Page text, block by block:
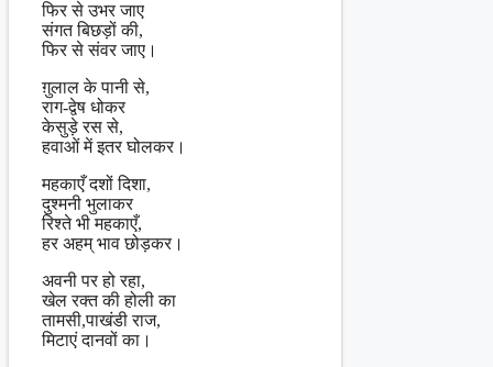
फिर से उभर जाए
संगत बिछड़ों की,
फिर से संवर जाए।
ग़ुलाल के पानी से,
राग-द्वेष धोकर
केसुड़े रस से,
हवाओं में इतर घोलकर।
महकाएँ दशों दिशा,
दुश्मनी भुलाकर
रिश्ते भी महकाएँ,
हर अहम् भाव छोड़कर।
अवनी पर हो रहा,
खेल रक्त की होली का
तामसी,पाखंडी राज,
मिटाएं दानवों का।